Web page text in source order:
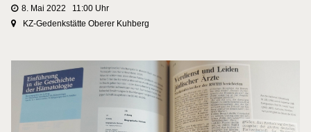
8. Mai 2022 11:00 Uhr
KZ-Gedenkstätte Oberer Kuhberg